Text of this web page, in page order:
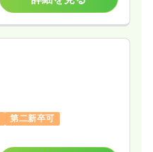
第二新卒可